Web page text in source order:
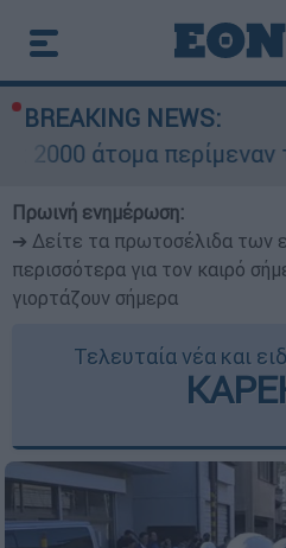
BREAKING NEWS:
περίμεναν τον γάμο
Πρωινή ενημέρωση:
➔ Δείτε τα πρωτοσέλιδα των
περισσότερα για τον καιρό
γιορτάζουν σήμερα
Τελευταία νέα και